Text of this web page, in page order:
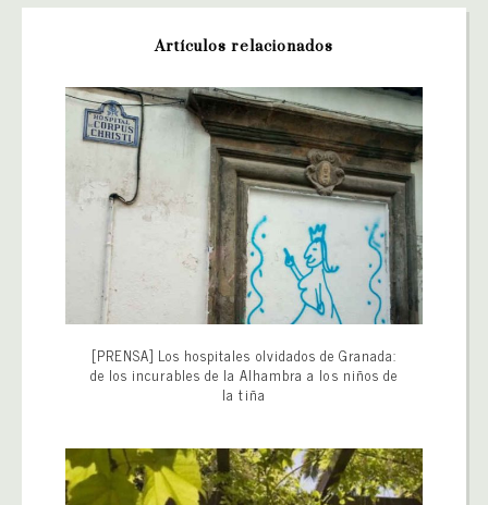
Artículos relacionados
[PRENSA] Los hospitales olvidados de Granada:
de los incurables de la Alhambra a los niños de
la tiña